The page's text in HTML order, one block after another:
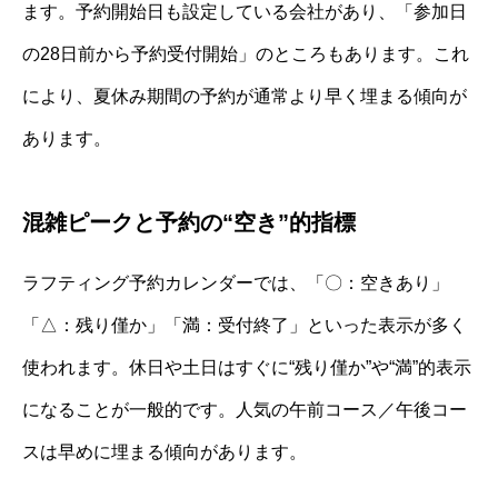
ます。予約開始日も設定している会社があり、「参加日
の28日前から予約受付開始」のところもあります。これ
により、夏休み期間の予約が通常より早く埋まる傾向が
あります。
混雑ピークと予約の“空き”的指標
ラフティング予約カレンダーでは、「〇：空きあり」
「△：残り僅か」「満：受付終了」といった表示が多く
使われます。休日や土日はすぐに“残り僅か”や“満”的表示
になることが一般的です。人気の午前コース／午後コー
スは早めに埋まる傾向があります。